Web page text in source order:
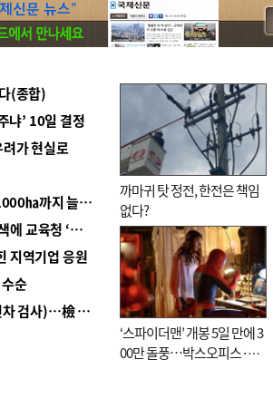
(종합)
냐’ 10일 결정
가 현실로
■ 경남 농정 비전 ‘잘 사는 농촌’…스마트팜 1000㏊까지 늘린다
■ 교육혁신선도지 공모 코앞인데…구·군 난색에 교육청 ‘쩔쩔’
지역기업 응원
순
■ 검사 신분 버리고 직급하향(10년 이하 저연차 검사)…檢 중수청행 기피
까마귀 탓 정전, 한전은 책임
없다?
‘스파이더맨’ 개봉 5일 만에 3
00만 돌풍…박스오피스·예